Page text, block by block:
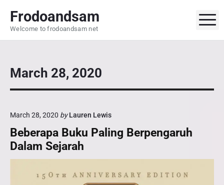
p
Frodoandsam
Welcome to frodoandsam net
March 28, 2020
March 28, 2020 by Lauren Lewis
Beberapa Buku Paling Berpengaruh
Dalam Sejarah